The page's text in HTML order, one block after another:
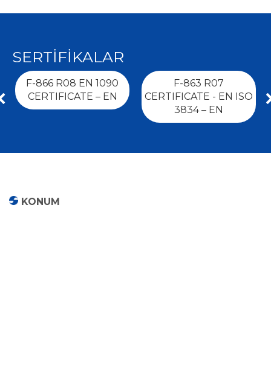
SERTİFİKALAR
F-866 R08 EN 1090
CERTIFICATE – EN
F-863 R07
CERTIFICATE - EN ISO
3834 – EN
KONUM